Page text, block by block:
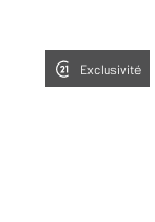
Exclusivité